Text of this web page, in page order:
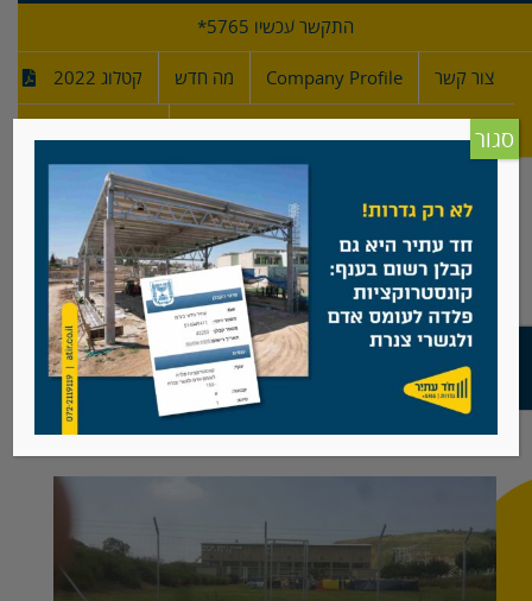
התקשר עכשיו 5765*
צור קשר Company Profile מה חדש קטלוג 2022
רשת מרותכת
סגור